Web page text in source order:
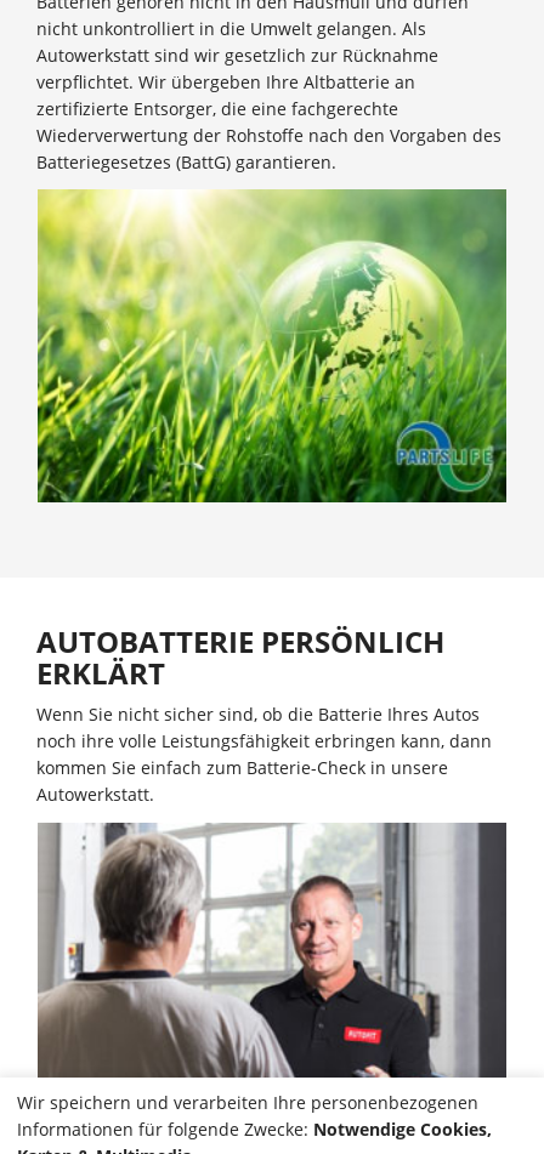
nicht unkontrolliert in die Umwelt gelangen. Als
Autowerkstatt sind wir gesetzlich zur Rücknahme
verpflichtet. Wir übergeben Ihre Altbatterie an
zertifizierte Entsorger, die eine fachgerechte
Wiederverwertung der Rohstoffe nach den Vorgaben des
Batteriegesetzes (BattG) garantieren.
AUTOBATTERIE PERSÖNLICH
ERKLÄRT
Wenn Sie nicht sicher sind, ob die Batterie Ihres Autos
noch ihre volle Leistungsfähigkeit erbringen kann, dann
kommen Sie einfach zum Batterie-Check in unsere
Autowerkstatt.
Wir speichern und verarbeiten Ihre personenbezogenen
Informationen für folgende Zwecke: Notwendige Cookies,